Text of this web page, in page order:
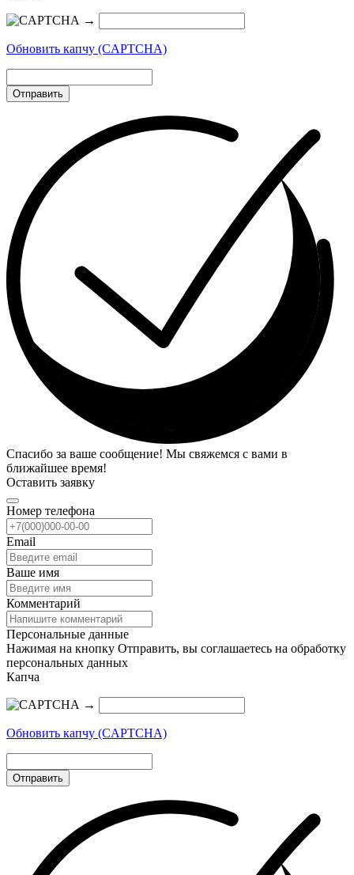
→
Обновить капчу (CAPTCHA)
Отправить
Спасибо за ваше сообщение! Мы свяжемся с вами в
ближайшее время!
Оставить заявку
Номер телефона
Email
Ваше имя
Комментарий
Персональные данные
Нажимая на кнопку Отправить, вы соглашаетесь на обработку
персональных данных
Капча
→
Обновить капчу (CAPTCHA)
Отправить